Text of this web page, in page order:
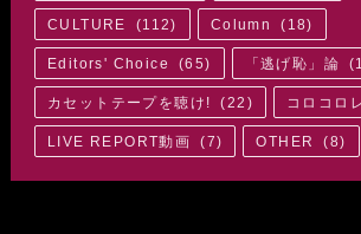
CULTURE (112) Column ( 18)
Editors' Choice (65) 「逃げ恥」論 (
カセットテープを聴け! (22 ) コロコロ
LIVE REPORT動画 (7) OTHER (8)